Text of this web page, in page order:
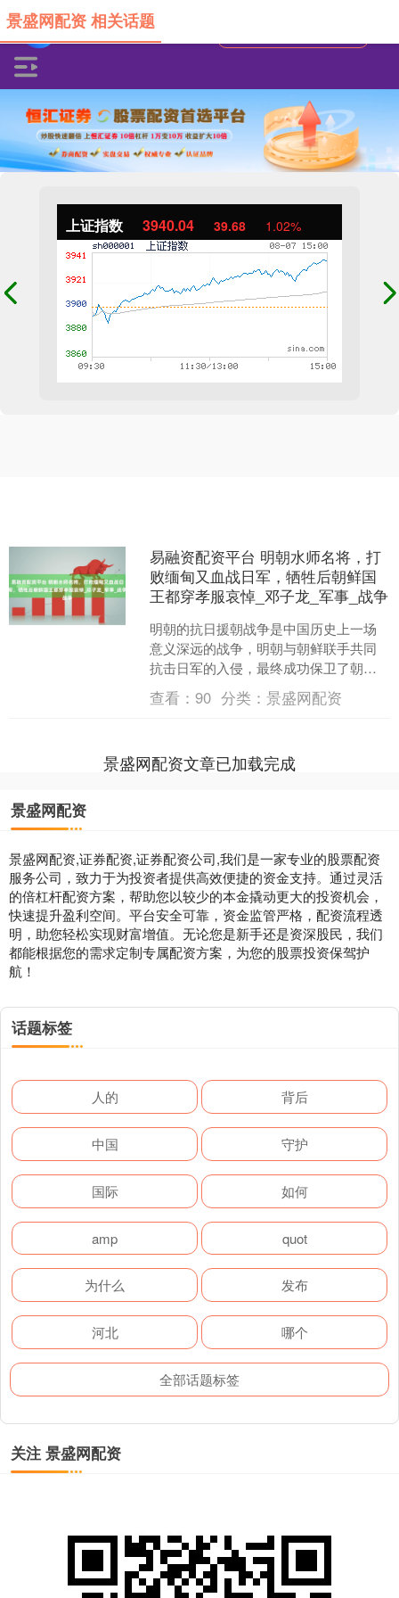
上证指数 3940.04 39.68 1.02%
景盛网配资 相关话题
易融资配资平台 明朝水师名将，打
败缅甸又血战日军，牺牲后朝鲜国
王都穿孝服哀悼_邓子龙_军事_战争
明朝的抗日援朝战争是中国历史上一场
意义深远的战争，明朝与朝鲜联手共同
抗击日军的入侵，最终成功保卫了朝鲜
的独立，并巩固了明朝在东亚地区的核
心政治地位。此次战斗不仅....
查看：90 分类：景盛网配资
景盛网配资文章已加载完成
景盛网配资
景盛网配资,证券配资,证券配资公司,我们是一家专业的股票配资
服务公司，致力于为投资者提供高效便捷的资金支持。通过灵活
的倍杠杆配资方案，帮助您以较少的本金撬动更大的投资机会，
快速提升盈利空间。平台安全可靠，资金监管严格，配资流程透
明，助您轻松实现财富增值。无论您是新手还是资深股民，我们
都能根据您的需求定制专属配资方案，为您的股票投资保驾护
航！
话题标签
人的 背后
中国 守护
国际 如何
amp quot
为什么 发布
河北 哪个
全部话题标签
关注 景盛网配资